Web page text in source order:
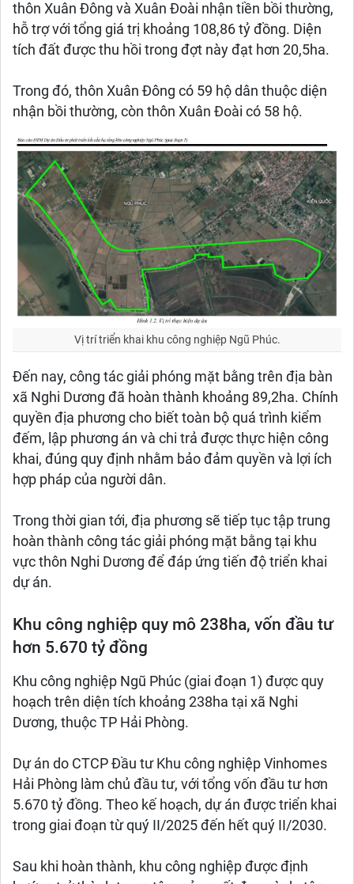
thôn Xuân Đông và Xuân Đoài nhận tiền bồi thường,
hỗ trợ với tổng giá trị khoảng 108,86 tỷ đồng. Diện
tích đất được thu hồi trong đợt này đạt hơn 20,5ha.
Trong đó, thôn Xuân Đông có 59 hộ dân thuộc diện
nhận bồi thường, còn thôn Xuân Đoài có 58 hộ.
Vị trí triển khai khu công nghiệp Ngũ Phúc.
Đến nay, công tác giải phóng mặt bằng trên địa bàn
xã Nghi Dương đã hoàn thành khoảng 89,2ha. Chính
quyền địa phương cho biết toàn bộ quá trình kiểm
đếm, lập phương án và chi trả được thực hiện công
khai, đúng quy định nhằm bảo đảm quyền và lợi ích
hợp pháp của người dân.
Trong thời gian tới, địa phương sẽ tiếp tục tập trung
hoàn thành công tác giải phóng mặt bằng tại khu
vực thôn Nghi Dương để đáp ứng tiến độ triển khai
dự án.
Khu công nghiệp quy mô 238ha, vốn đầu tư
hơn 5.670 tỷ đồng
Khu công nghiệp Ngũ Phúc (giai đoạn 1) được quy
hoạch trên diện tích khoảng 238ha tại xã Nghi
Dương, thuộc TP Hải Phòng.
Dự án do CTCP Đầu tư Khu công nghiệp Vinhomes
Hải Phòng làm chủ đầu tư, với tổng vốn đầu tư hơn
5.670 tỷ đồng. Theo kế hoạch, dự án được triển khai
trong giai đoạn từ quý II/2025 đến hết quý II/2030.
Sau khi hoàn thành, khu công nghiệp được định